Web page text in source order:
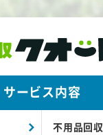
サービス内容
不用品回収